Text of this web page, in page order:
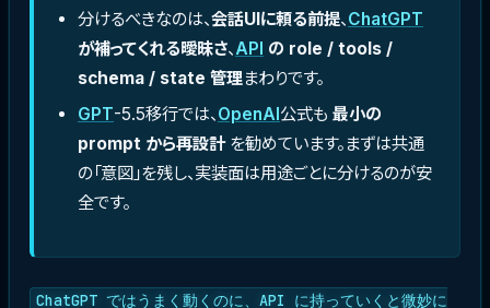
分けるべきなのは、会話UIに頼る前提、ChatGPT
が補ってくれる曖昧さ、API の role / tools /
schema / state 管理まわりです。
GPT-5.5移行では、 OpenAI公式も 最小の
prompt から再設計を勧めています。まずは共通
の「意図」を残し、実装面は用途ごとに分けるのが安
全です。
ChatGPT ではうまく動くのに、API に持っていくと微妙に